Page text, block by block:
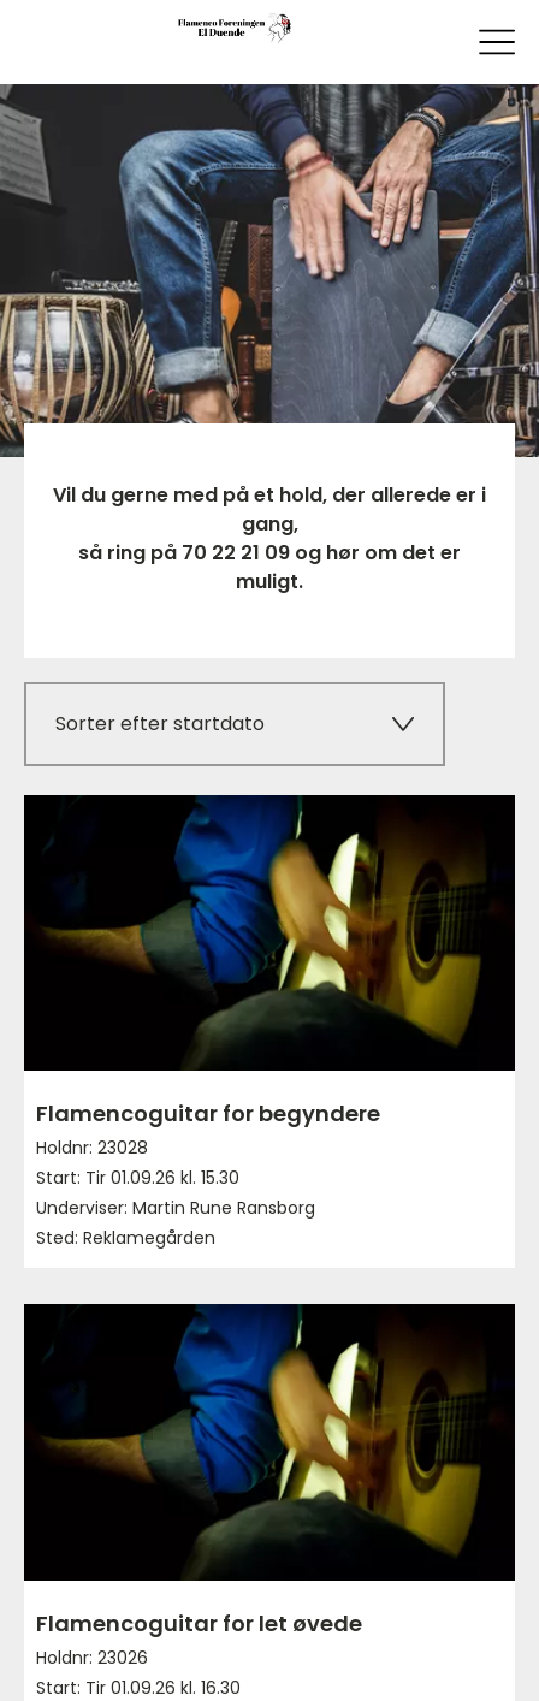
Vil du gerne med på et hold, der allerede er i
gang,
så ring på 70 22 21 09 og hør om det er
muligt.
Sorter efter startdato
Flamencoguitar for begyndere
Holdnr: 23028
Start: Tir 01.09.26 kl. 15.30
Underviser: Martin Rune Ransborg
Sted: Reklamegården
Flamencoguitar for let øvede
Holdnr: 23026
Start: Tir 01.09.26 kl. 16.30